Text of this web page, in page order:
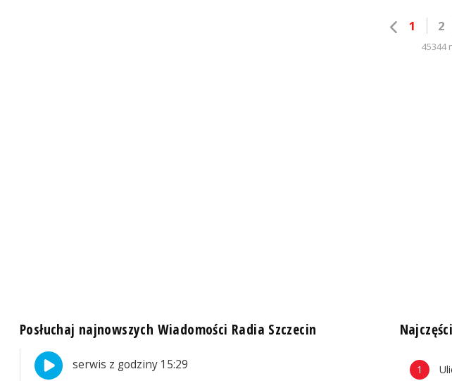
1 2
45344
Posłuchaj najnowszych Wiadomości Radia Szczecin
serwis z godziny 15:29